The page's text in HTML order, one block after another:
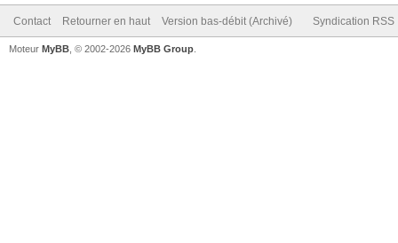
Contact Retourner en haut Version bas-débit (Archivé) Syndication RSS
Moteur MyBB , © 2002-2026 MyBB Group